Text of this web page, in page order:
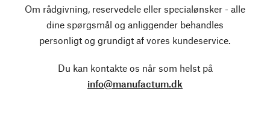
Om rådgivning, reservedele eller specialønsker - alle
dine spørgsmål og anliggender behandles
personligt og grundigt af vores kundeservice.
Du kan kontakte os når som helst på
info@manufactum.dk